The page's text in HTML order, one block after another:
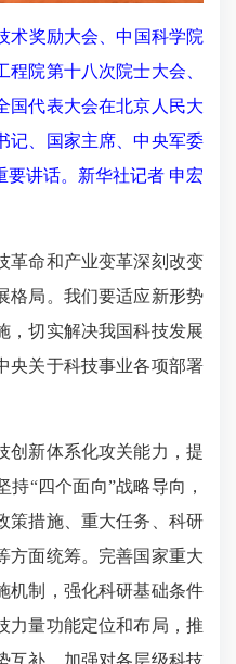
术奖励大会、中国科学院
院第十八次院士大会、
国代表大会在北京人民大
记、国家主席、中央军委
要讲话。新华社记者 申宏
命和产业变革深刻改变
格局。我们要适应新形势
，切实解决我国科技发展
央关于科技事业各项部署
新体系化攻关能力，提
“四个面向”战略导向，
策措施、重大任务、科研
方面统筹。完善国家重大
机制，强化科研基础条件
力量功能定位和布局，推